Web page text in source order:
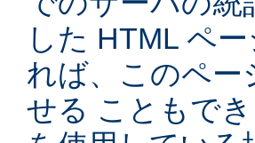
した HTML ペ
れば、このペー
せる こともで